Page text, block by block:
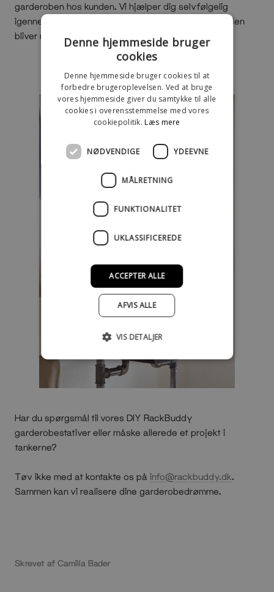
garderoben hos kunden. Vi hjælper dig selvfølgelig
igennem installationen og sender dig instrukser, så den
bliver nem at installere selv.
Har du spørgsmål til vores DIY RackBuddy
garderobestativer eller måske allerede et projekt i
tankerne?
Tøv ikke med at kontakte os på info@rackbuddy.dk.
Sammen kan vi realisere dine garderobedrømme.
Skrevet af Camilla Bader
Denne hjemmeside bruger
cookies
Denne hjemmeside bruger cookies til at
forbedre brugeroplevelsen. Ved at bruge
vores hjemmeside giver du samtykke til alle
cookies i overensstemmelse med vores
cookiepolitik.Læs mere
NØDVENDIGE YDEEVNE
MÅLRETNING
FUNKTIONALITET
UKLASSIFICEREDE
ACCEPTER ALLE
AFVIS ALLE
VIS DETALJER